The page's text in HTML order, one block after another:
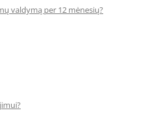
valdymą per 12 mėnesių?